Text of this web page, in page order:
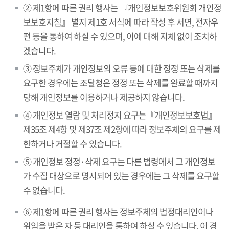
② 제1항에 따른 권리 행사는 『개인정보보호위원회 개인정
보보호지침』 별지 제1호 서식에 따라 작성 후 서면, 전자우
편 등을 통하여 하실 수 있으며, 이에 대해 지체 없이 조치하
겠습니다.
③ 정보주체가 개인정보의 오류 등에 대한 정정 또는 삭제를
요구한 경우에는 조달청은 정정 또는 삭제를 완료할 때까지
당해 개인정보를 이용하거나 제공하지 않습니다.
④ 개인정보 열람 및 처리정지 요구는『개인정보보호법』
제35조 제4항 및 제37조 제2항에 따라 정보주체의 요구를 제
한하거나 거절할 수 있습니다.
⑤ 개인정보 정정·삭제 요구는 다른 법령에서 그 개인정보
가 수집 대상으로 명시되어 있는 경우에는 그 삭제를 요구할
수 없습니다.
⑥ 제1항에 따른 권리 행사는 정보주체의 법정대리인이나
위임을 받은 자 등 대리인을 통하여 하실 수 있습니다. 이 경